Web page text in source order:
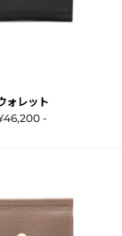
ォレット
-